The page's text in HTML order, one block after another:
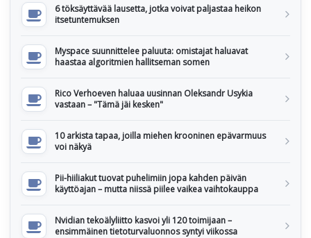
6 töksäyttävää lausetta, jotka voivat paljastaa heikon
itsetuntemuksen
Myspace suunnittelee paluuta: omistajat haluavat
haastaa algoritmien hallitseman somen
Rico Verhoeven haluaa uusinnan Oleksandr Usykia
vastaan – "Tämä jäi kesken"
10 arkista tapaa, joilla miehen krooninen epävarmuus
voi näkyä
Pii-hiiliakut tuovat puhelimiin jopa kahden päivän
käyttöajan – mutta niissä piilee vaikea vaihtokauppa
Nvidian tekoälyliitto kasvoi yli 120 toimijaan –
ensimmäinen tietoturvaluonnos syntyi viikossa